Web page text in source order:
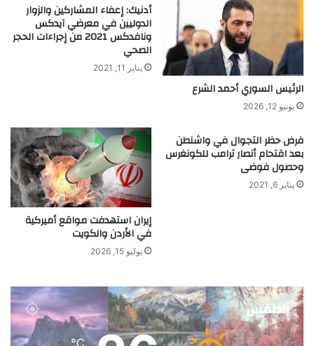
الرئيس السوري أحمد الشرع
يونيو 12, 2026
أدنيك: إعفاء المشاركين والزوار
الدوليين في معرضي آيدكس
ونافدكس 2021 من إجراءات الحجر
الصحي
يناير 11, 2021
فرض حظر التجوال في واشنطن
بعد اقتحام أنصار ترامب للكونغرس
وحصول فوضى
يناير 6, 2021
إيران استهدفت مواقع أميركية
في الأردن والكويت
يوليو 15, 2026
الطقس
℃